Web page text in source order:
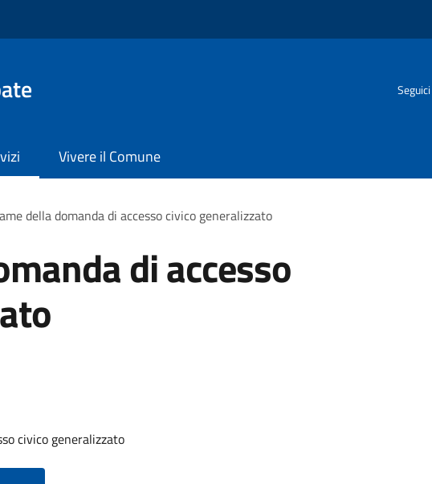
Vivere il Comune
della domanda di accesso civico generalizzato
di accesso
civico generalizzato